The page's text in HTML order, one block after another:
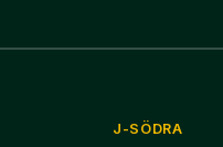
J-SÖDRA